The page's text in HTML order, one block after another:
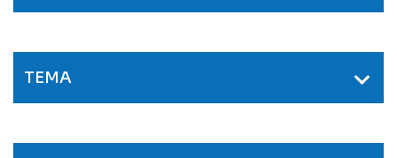
TEMA